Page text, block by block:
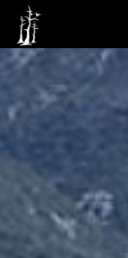
Secondary
menu